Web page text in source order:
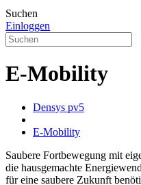
Suchen
Einloggen
E-Mobility
Densys pv5
E-Mobility
Saubere Fortbewegung mit
die hausgemachte
für eine saubere Zukunft